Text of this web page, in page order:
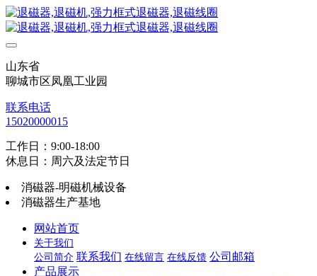
山东省
聊城市区凤凰工业园
联系电话
15020000015
工作日：9:00-18:00
休息日：周六及法定节日
消磁器-明磁机械设备
消磁器生产基地
网站首页
关于我们
公司简介 联系我们 在线留言 在线反馈 公司邮箱
产品展示